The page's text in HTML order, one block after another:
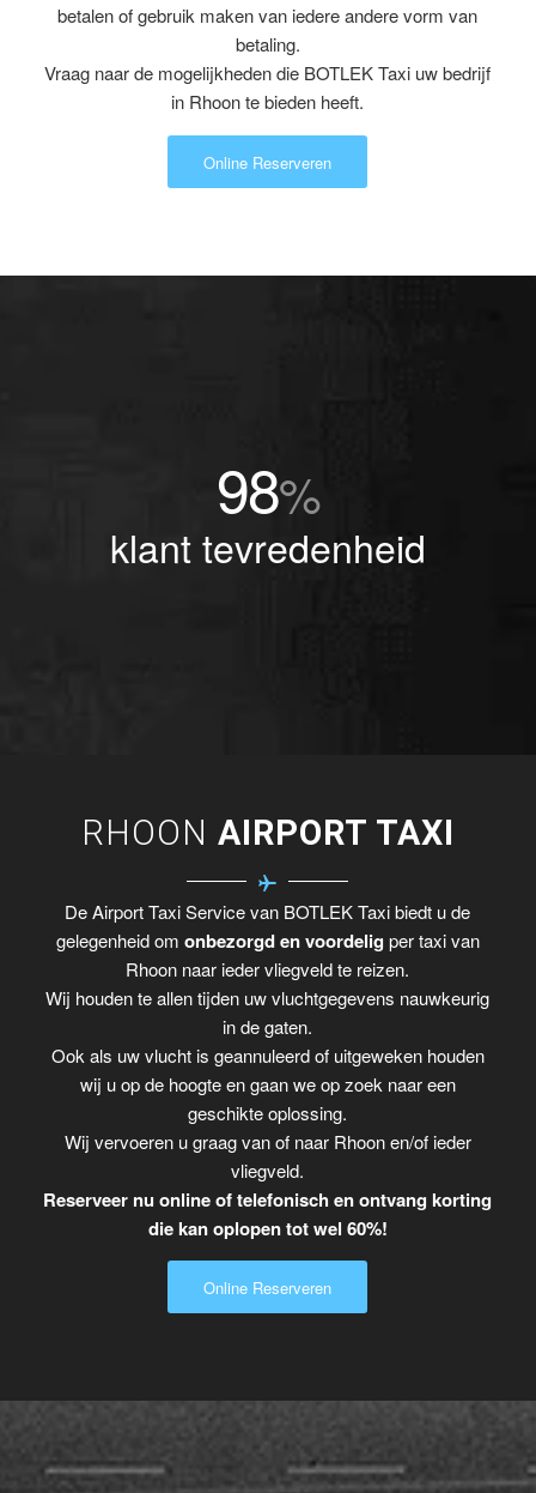
betalen of gebruik maken van iedere andere vorm van
betaling.
Vraag naar de mogelijkheden die BOTLEK Taxi uw bedrijf
in Rhoon te bieden heeft.
Online Reserveren
98%
klant tevredenheid
RHOON AIRPORT TAXI
De Airport Taxi Service van BOTLEK Taxi biedt u de
gelegenheid om onbezorgd en voordelig per taxi van
Rhoon naar ieder vliegveld te reizen.
Wij houden te allen tijden uw vluchtgegevens nauwkeurig
in de gaten.
Ook als uw vlucht is geannuleerd of uitgeweken houden
wij u op de hoogte en gaan we op zoek naar een
geschikte oplossing.
Wij vervoeren u graag van of naar Rhoon en/of ieder
vliegveld.
Reserveer nu online of telefonisch en ontvang korting
die kan oplopen tot wel 60%!
Online Reserveren